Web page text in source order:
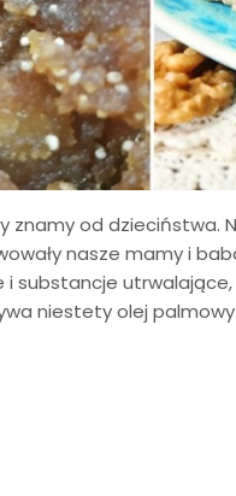
znamy od dzieciństwa.
nasze mamy i
substancje
niestety olej palmowy.